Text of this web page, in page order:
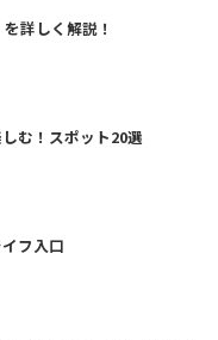
詳しく解説！
む！スポット20選
フ入口